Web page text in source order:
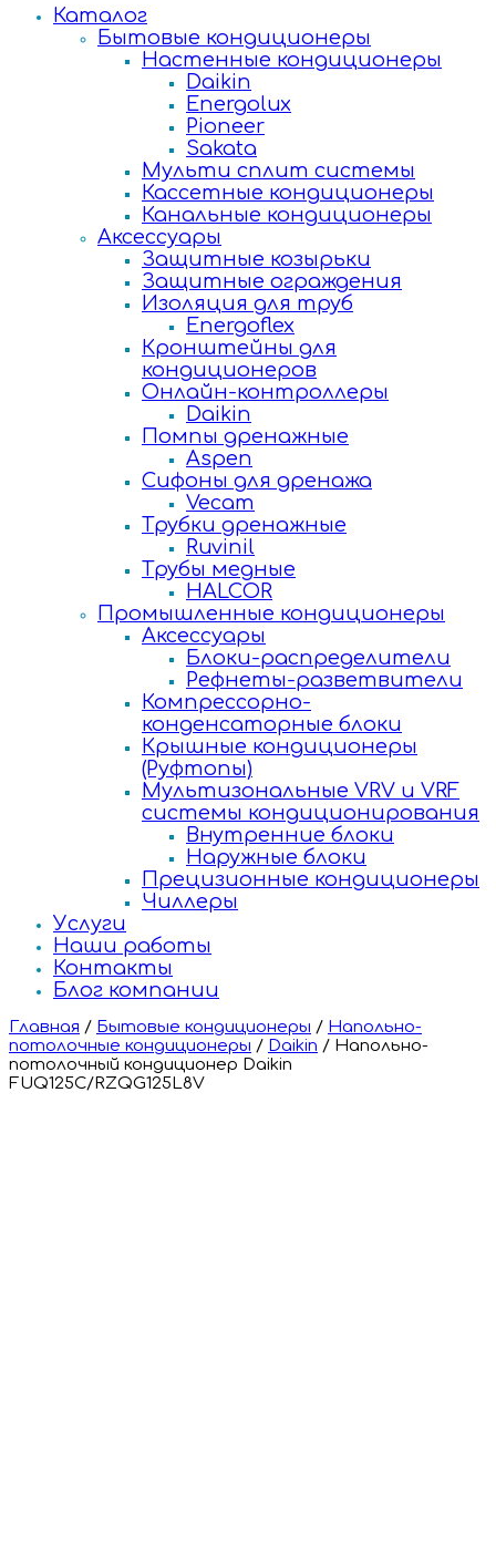
Каталог
Бытовые кондиционеры
Настенные кондиционеры
Daikin
Energolux
Pioneer
Sakata
Мульти сплит системы
Кассетные кондиционеры
Канальные кондиционеры
Аксессуары
Защитные козырьки
Защитные ограждения
Изоляция для труб
Energoflex
Кронштейны для
кондиционеров
Онлайн-контроллеры
Daikin
Помпы дренажные
Aspen
Сифоны для дренажа
Vecam
Трубки дренажные
Ruvinil
Трубы медные
HALCOR
Промышленные кондиционеры
Аксессуары
Блоки-распределители
Рефнеты-разветвители
Компрессорно-
конденсаторные блоки
Крышные кондиционеры
(Руфтопы)
Мультизональные VRV и VRF
системы кондиционирования
Внутренние блоки
Наружные блоки
Прецизионные кондиционеры
Чиллеры
Услуги
Наши работы
Контакты
Блог компании
Главная / Бытовые кондиционеры / Напольно-
потолочные кондиционеры / Daikin / Напольно-
потолочный кондиционер Daikin
FUQ125C/RZQG125L8V